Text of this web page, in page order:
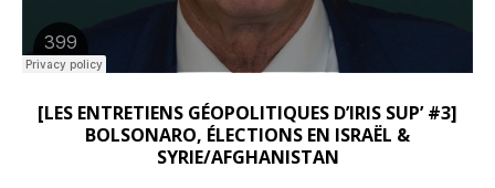
[LES ENTRETIENS GÉOPOLITIQUES D’IRIS SUP’ #3]
BOLSONARO, ÉLECTIONS EN ISRAËL &
SYRIE/AFGHANISTAN